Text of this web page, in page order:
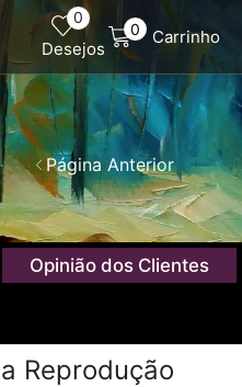
0
Desejos
0 Carrinho
Página Anterior
Opinião dos Clientes
Reprodução